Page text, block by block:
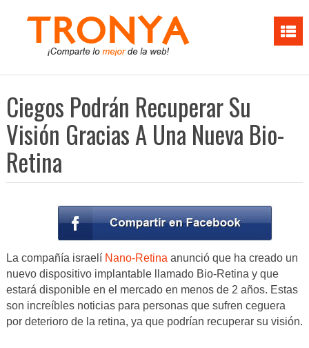
Ciegos Podrán Recuperar Su
Visión Gracias A Una Nueva Bio-
Retina
La compañía israelí Nano-Retina anunció que ha creado un
nuevo dispositivo implantable llamado Bio-Retina y que
estará disponible en el mercado en menos de 2 años. Estas
son increíbles noticias para personas que sufren ceguera
por deterioro de la retina, ya que podrían recuperar su visión.